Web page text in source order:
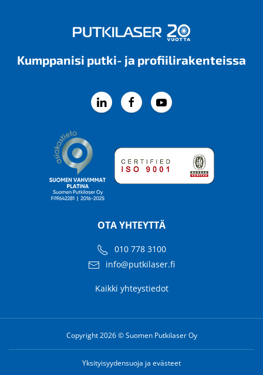
Kumppanisi putki- ja profiili­rakenteissa
OTA YHTEYTTÄ
010 778 3100
info@putkilaser.fi
Kaikki yhteystiedot
Copyright 2026 © Suomen Putkilaser Oy
Yksityisyydensuoja ja evästeet